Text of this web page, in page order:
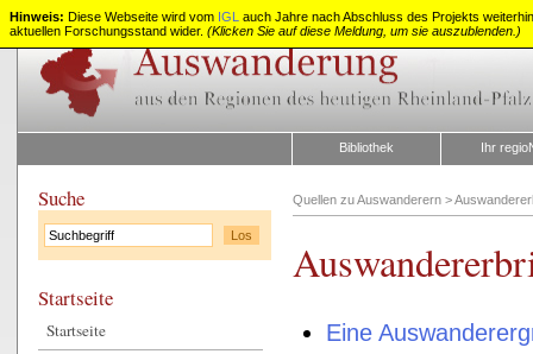
Auswanderung
aus
Rheinland-
Pfalz
Bibliothek Ihr
Suche
Startseite
Startseite
Quellen zu Auswanderern >
Eine
Hinweis: Diese Webseite wird vom IGL auch Jahre nach Abschluss des Projekts
aktuellen Forschungsstand wider. (Klicken Sie auf diese Meldung, um sie auszublenden.)